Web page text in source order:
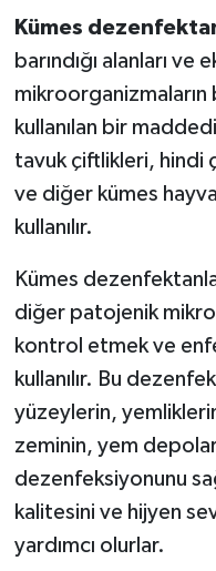
Kümes
barındığı alanları ve
kullanılan bir
tavuk çiftlikleri, hindi
ve diğer kümes
kullanılır.
Kümes
diğer patojenik
kontrol etmek ve
kullanılır. Bu
yüzeylerin,
zeminin, yem
dezenfeksiyonunu
kalitesini ve hijyen
yardımcı olurlar.